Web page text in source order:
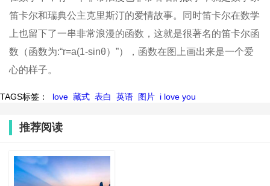
笛卡尔和瑞典公主克里斯汀的爱情故事。同时笛卡尔在数学
上也留下了一串非常浪漫的函数，这就是很著名的笛卡尔函
数（函数为:“r=a(1-sinθ）”），函数在图上画出来是一个爱
心的样子。
TAGS标签： love 藏式 表白 英语 图片 i love you
推荐阅读